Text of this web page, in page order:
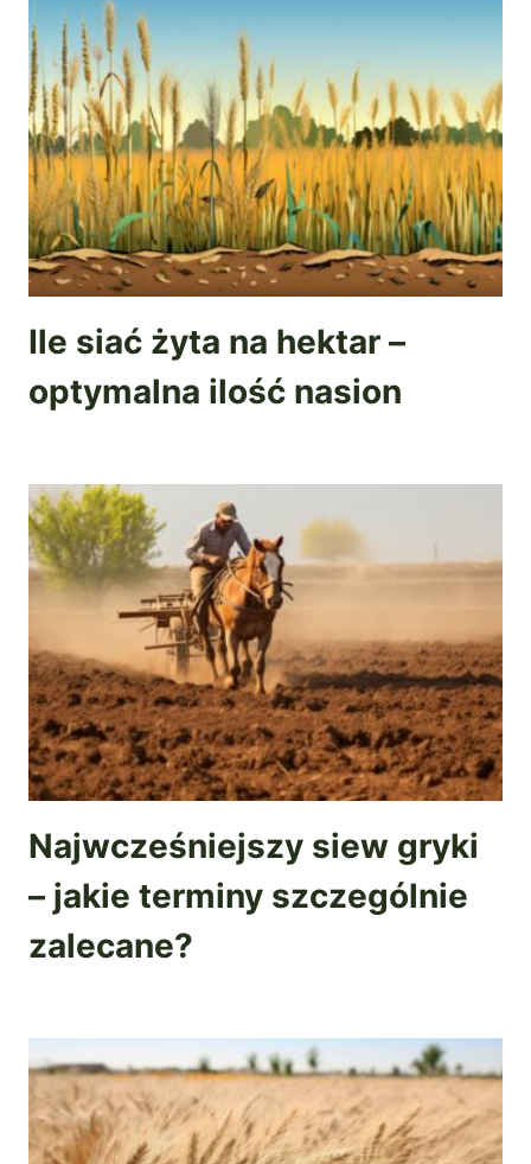
Ile siać żyta na hektar –
optymalna ilość nasion
Najwcześniejszy siew gryki
– jakie terminy szczególnie
zalecane?